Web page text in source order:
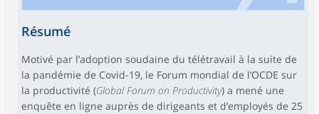
Résumé
Motivé par l’adoption soudaine du télétravail à la suite de
la pandémie de Covid-19, le Forum mondial de l’OCDE sur
la productivité (Global Forum on Productivity) a mené une
enquête en ligne auprès de dirigeants et d’employés de 25